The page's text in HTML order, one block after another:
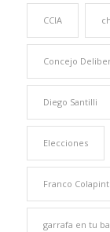
CCIA
Concejo
Diego Santilli
Elecciones
Franco
garrafa en tu